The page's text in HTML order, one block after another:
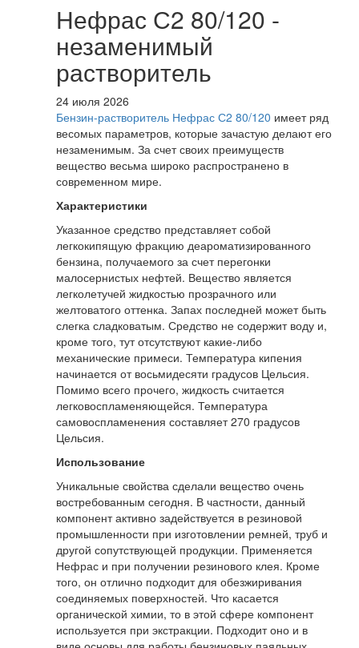
Нефрас С2 80/120 -
незаменимый
растворитель
24 июля 2026
Бензин-растворитель Нефрас С2 80/120 имеет ряд
весомых параметров, которые зачастую делают его
незаменимым. За счет своих преимуществ
вещество весьма широко распространено в
современном мире.
Характеристики
Указанное средство представляет собой
легкокипящую фракцию деароматизированного
бензина, получаемого за счет перегонки
малосернистых нефтей. Вещество является
легколетучей жидкостью прозрачного или
желтоватого оттенка. Запах последней может быть
слегка сладковатым. Средство не содержит воду и,
кроме того, тут отсутствуют какие-либо
механические примеси. Температура кипения
начинается от восьмидесяти градусов Цельсия.
Помимо всего прочего, жидкость считается
легковоспламеняющейся. Температура
самовоспламенения составляет 270 градусов
Цельсия.
Использование
Уникальные свойства сделали вещество очень
востребованным сегодня. В частности, данный
компонент активно задействуется в резиновой
промышленности при изготовлении ремней, труб и
другой сопутствующей продукции. Применяется
Нефрас и при получении резинового клея. Кроме
того, он отлично подходит для обезжиривания
соединяемых поверхностей. Что касается
органической химии, то в этой сфере компонент
используется при экстракции. Подходит оно и в